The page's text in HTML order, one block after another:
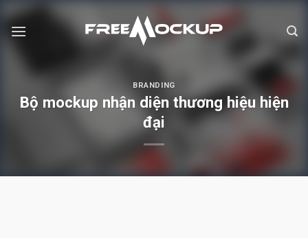
BRANDING
Bộ mockup nhận diện thương hiệu hiện
đại